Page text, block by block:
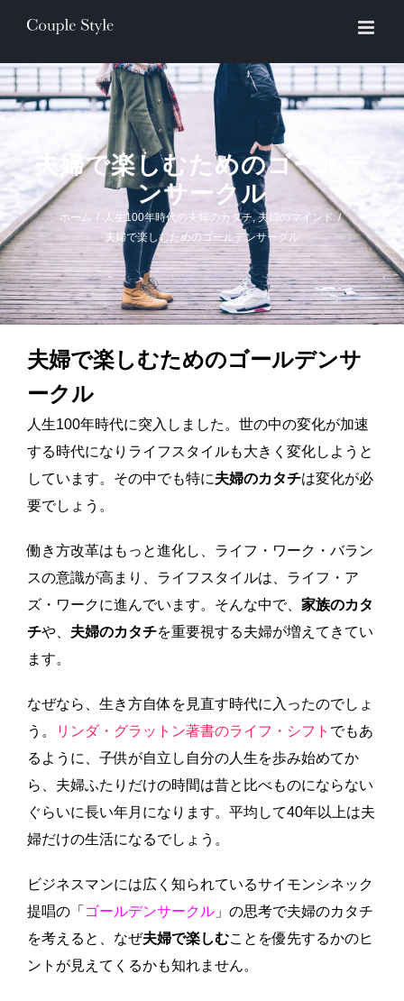
content
夫婦で楽しむためのゴールデ
ンサークル
ホーム / 人生100年時代の夫婦のカタチ,夫婦のマインド /
夫婦で楽しむためのゴールデンサークル
夫婦で楽しむためのゴールデンサ
ークル
人生100年時代に突入しました。世の中の変化が加速
する時代になりライフスタイルも大きく変化しようと
しています。その中でも特に夫婦のカタチは変化が必
要でしょう。
働き方改革はもっと進化し、ライフ・ワーク・バラン
スの意識が高まり、ライフスタイルは、ライフ・ア
ズ・ワークに進んでいます。そんな中で、 家族のカタ
チや、 夫婦のカタチを重要視する夫婦が増えてきてい
ます。
なぜなら、生き方自体を見直す時代に入ったのでしょ
う。
リンダ・グラットン著書のライフ・シフト でもあ
るように、子供が自立し自分の人生を歩み始めてか
ら、夫婦ふたりだけの時間は昔と比べものにならない
ぐらいに長い年月になります。平均して40年以上は夫
婦だけの生活になるでしょう。
ビジネスマンには広く知られているサイモンシネック
提唱の「 ゴールデンサークル 」の思考で夫婦のカタチ
を考えると、なぜ夫婦で楽しむことを優先するかのヒ
ントが見えてくるかも知れません。